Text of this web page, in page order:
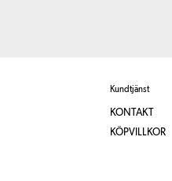
Kundtjänst
KONTAKT
KÖPVILLKOR